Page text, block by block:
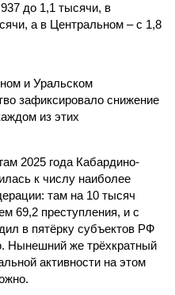
до 1,1 тысячи, в
а в Центральном – с 1,8
и Уральском
зафиксировало снижение
из этих
2025 года Кабардино-
к числу наиболее
там на 10 тысяч
69,2 преступления, и с
в пятёрку субъектов РФ
Нынешний же трёхкратный
активности на этом